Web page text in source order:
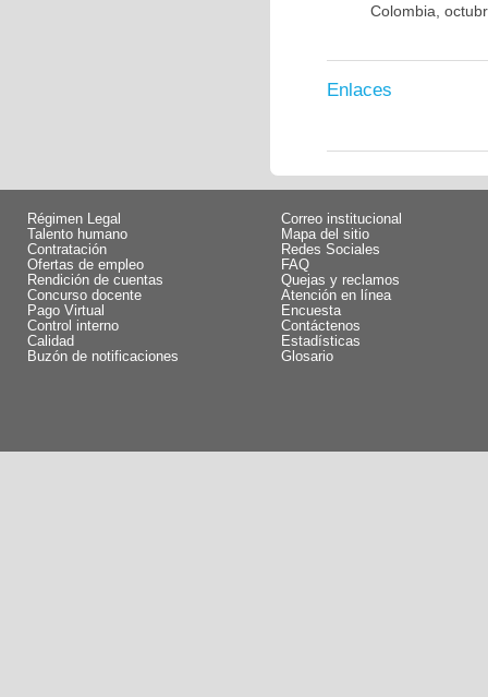
Colombia,
Enlaces
Régimen Legal
Talento humano
Contratación
Ofertas de empleo
Rendición de cuentas
Concurso docente
Pago Virtual
Control interno
Calidad
Buzón de notificaciones
Correo institucional
Mapa del sitio
Redes Sociales
FAQ
Quejas y reclamos
Atención en línea
Encuesta
Contáctenos
Estadísticas
Glosario